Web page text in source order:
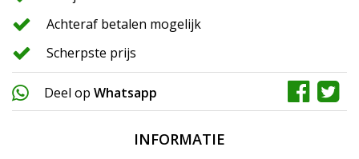
Achteraf betalen mogelijk
Scherpste prijs
Deel op Whatsapp
INFORMATIE